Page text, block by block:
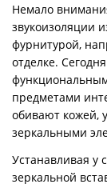
Немало
звукоизоляции
фурнитурой,
отделке.
предметами
обивают кожей,
зеркальными
Устанавливая у
зеркальной